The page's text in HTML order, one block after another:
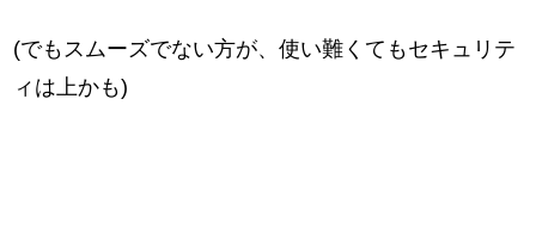
(でもスムーズでない方が、使い難くてもセキュリテ
ィは上かも)